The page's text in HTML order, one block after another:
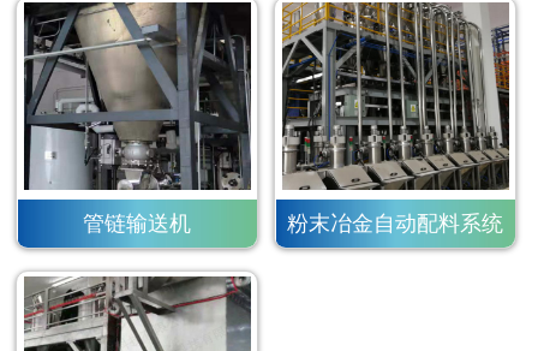
管链输送机 粉末冶金自动配料系统